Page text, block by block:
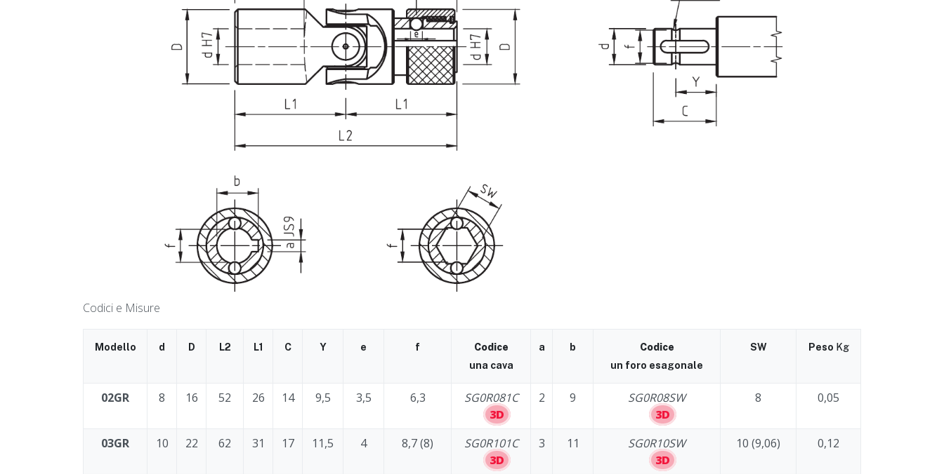
Codici e Misure
Modello d D L2 L1 C Y e f
Codice
una cava
a b
Codice
un foro esagonale
SW Peso Kg
02GR 8 16 52 26 14 9,5 3,5 6,3
SG0R081C
3D
2 9
SG0R08SW
3D
8 0,05
03GR 10 22 62 31 17 11,5 4 8,7 (8)
SG0R101C
3D
3 11
SG0R10SW
3D
10 (9,06) 0,12